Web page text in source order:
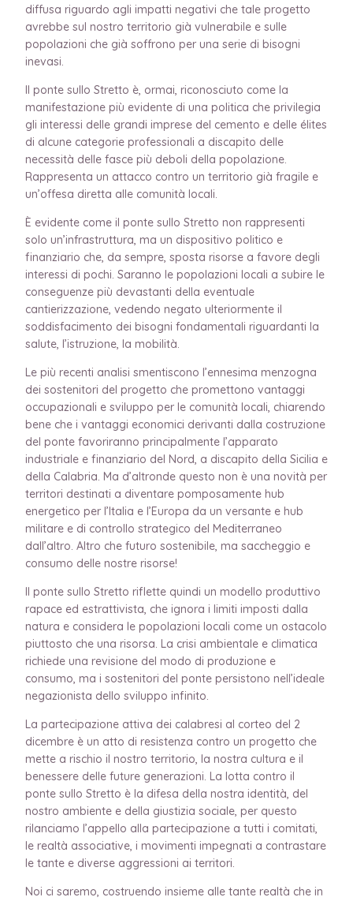
diffusa riguardo agli impatti negativi che tale progetto
avrebbe sul nostro territorio già vulnerabile e sulle
popolazioni che già soffrono per una serie di bisogni
inevasi.
Il ponte sullo Stretto è, ormai, riconosciuto come la
manifestazione più evidente di una politica che privilegia
gli interessi delle grandi imprese del cemento e delle élites
di alcune categorie professionali a discapito delle
necessità delle fasce più deboli della popolazione.
Rappresenta un attacco contro un territorio già fragile e
un’offesa diretta alle comunità locali.
È evidente come il ponte sullo Stretto non rappresenti
solo un’infrastruttura, ma un dispositivo politico e
finanziario che, da sempre, sposta risorse a favore degli
interessi di pochi. Saranno le popolazioni locali a subire le
conseguenze più devastanti della eventuale
cantierizzazione, vedendo negato ulteriormente il
soddisfacimento dei bisogni fondamentali riguardanti la
salute, l’istruzione, la mobilità.
Le più recenti analisi smentiscono l’ennesima menzogna
dei sostenitori del progetto che promettono vantaggi
occupazionali e sviluppo per le comunità locali, chiarendo
bene che i vantaggi economici derivanti dalla costruzione
del ponte favoriranno principalmente l’apparato
industriale e finanziario del Nord, a discapito della Sicilia e
della Calabria. Ma d’altronde questo non è una novità per
territori destinati a diventare pomposamente hub
energetico per l’Italia e l’Europa da un versante e hub
militare e di controllo strategico del Mediterraneo
dall’altro. Altro che futuro sostenibile, ma saccheggio e
consumo delle nostre risorse!
Il ponte sullo Stretto riflette quindi un modello produttivo
rapace ed estrattivista, che ignora i limiti imposti dalla
natura e considera le popolazioni locali come un ostacolo
piuttosto che una risorsa. La crisi ambientale e climatica
richiede una revisione del modo di produzione e
consumo, ma i sostenitori del ponte persistono nell’ideale
negazionista dello sviluppo infinito.
La partecipazione attiva dei calabresi al corteo del 2
dicembre è un atto di resistenza contro un progetto che
mette a rischio il nostro territorio, la nostra cultura e il
benessere delle future generazioni. La lotta contro il
ponte sullo Stretto è la difesa della nostra identità, del
nostro ambiente e della giustizia sociale, per questo
rilanciamo l’appello alla partecipazione a tutti i comitati,
le realtà associative, i movimenti impegnati a contrastare
le tante e diverse aggressioni ai territori.
Noi ci saremo, costruendo insieme alle tante realtà che in